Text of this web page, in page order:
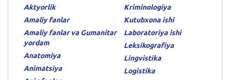
Aktyorlik
Amaliy fanlar
Amaliy fanlar va Gumanitar
yordam
Anatomiya
Animatsiya
Kriminologiya
Kutubxona ishi
Laboratoriya ishi
Leksikografiya
Lingvistika
Logistika